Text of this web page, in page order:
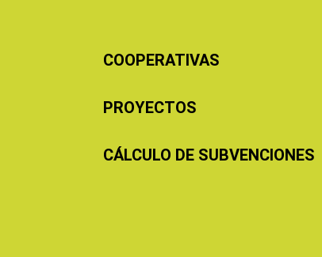
COOPERATIVAS
PROYECTOS
CÁLCULO DE SUBVENCIONES